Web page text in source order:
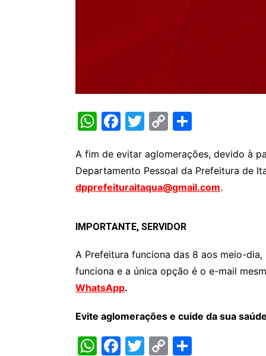
W
at
s
A
p
F
c
e
b
o
k
T
itt
er
C
p
y
Li
k
ar
e
A fim de evitar aglomerações, devido à
Departamento Pessoal da Prefeitura de
dpprefeituraitaqua@gmail.com.
IMPORTANTE, SERVIDOR
A Prefeitura funciona das 8 aos meio-
funciona e a única opção é o e-mail
WhatsApp.
Evite aglomerações e cuide da sua
W F
T
C